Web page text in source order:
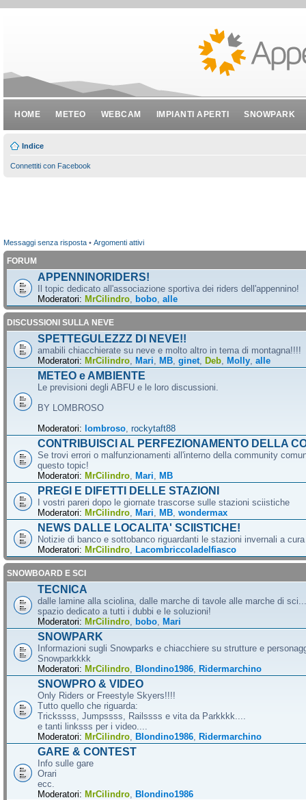
HOME METEO WEBCAM IMPIANTI APERTI SNOWPARK
Indice
Connettiti con Facebook
Messaggi senza risposta • Argomenti attivi
FORUM
APPENNINORIDERS!
Il topic dedicato all'associazione sportiva dei riders dell'appennino!
Moderatori: MrCilindro bobo alle
DISCUSSIONI SULLA NEVE
SPETTEGULEZZZ DI NEVE!!
amabili chiacchierate su neve e molto altro in tema di montagna!!!!
Moderatori: MrCilindro Mari MB ginet Deb Molly alle
METEO e AMBIENTE
Le previsioni degli ABFU e le loro discussioni.
BY LOMBROSO
Moderatori: lombroso rockytaft88
CONTRIBUISCI AL PERFEZIONAMENTO DELLA
Se trovi errori o malfunzionamenti all'interno della community
questo topic!
Moderatori: MrCilindro Mari MB
PREGI E DIFETTI DELLE STAZIONI
I vostri pareri dopo le giornate trascorse sulle stazioni sciistiche
Moderatori: MrCilindro Mari MB wondermax
NEWS DALLE LOCALITA' SCIISTICHE!
Notizie di banco e sottobanco riguardanti le stazioni invernali a
Moderatori: MrCilindro Lacombriccoladelfiasco
SNOWBOARD E SCI
TECNICA
dalle lamine alla sciolina, dalle marche di tavole alle marche di
spazio dedicato a tutti i dubbi e le soluzioni!
Moderatori: MrCilindro bobo Mari
SNOWPARK
Informazioni sugli Snowparks e chiacchiere su strutture e
Snowparkkkk
Moderatori: MrCilindro Blondino1986 Ridermarchino
SNOWPRO & VIDEO
Only Riders or Freestyle Skyers!!!!
Tutto quello che riguarda:
Trickssss, Jumpssss, Railssss e vita da Parkkkk....
e tanti linksss per i video....
Moderatori: MrCilindro Blondino1986 Ridermarchino
GARE & CONTEST
Info sulle gare
Orari
ecc.
Moderatori: MrCilindro Blondino1986